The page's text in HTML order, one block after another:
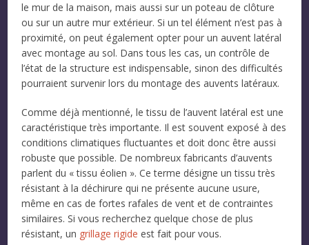
le mur de la maison, mais aussi sur un poteau de clôture
ou sur un autre mur extérieur. Si un tel élément n’est pas à
proximité, on peut également opter pour un auvent latéral
avec montage au sol. Dans tous les cas, un contrôle de
l’état de la structure est indispensable, sinon des difficultés
pourraient survenir lors du montage des auvents latéraux.
Comme déjà mentionné, le tissu de l’auvent latéral est une
caractéristique très importante. Il est souvent exposé à des
conditions climatiques fluctuantes et doit donc être aussi
robuste que possible. De nombreux fabricants d’auvents
parlent du « tissu éolien ». Ce terme désigne un tissu très
résistant à la déchirure qui ne présente aucune usure,
même en cas de fortes rafales de vent et de contraintes
similaires. Si vous recherchez quelque chose de plus
résistant, un grillage rigide est fait pour vous.